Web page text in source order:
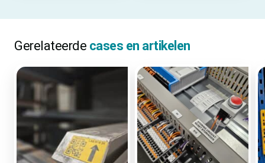
Gerelateerde cases en artikelen